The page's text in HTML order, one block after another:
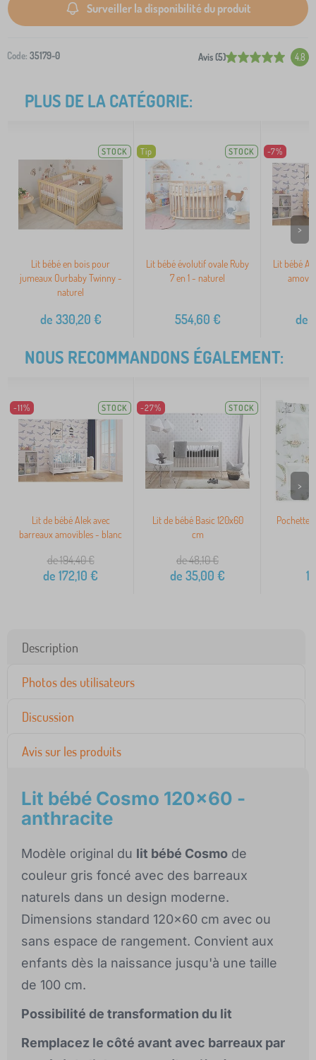
Surveiller la disponibilité du produit
Code: 35179-0 Avis (5) 4.8
PLUS DE LA CATÉGORIE:
STOCK
Lit bébé en bois pour
jumeaux Ourbaby Twinny -
naturel
de 330,20 €
Tip STOCK
Lit bébé évolutif ovale Ruby
7 en 1 - naturel
554,60 €
-7%
Lit bébé
de
>
NOUS RECOMMANDONS ÉGALEMENT:
-11% STOCK
Lit de bébé Alek avec
barreaux amovibles - blanc
de 194,40€
de 172,10 €
-27% STOCK
Lit de bébé Basic 120x60
cm
de 48,10€
de 35,00 €
Pochette
>
Description
Photos des utilisateurs
Discussion
Avis sur les produits
Lit bébé Cosmo 120x60 -
anthracite
Modèle original du lit bébé Cosmo de
couleur gris foncé avec des barreaux
naturels dans un design moderne.
Dimensions standard 120x60 cm avec ou
sans espace de rangement. Convient aux
enfants dès la naissance jusqu'à une taille
de 100 cm.
Possibilité de transformation du lit
Remplacez le côté avant avec barreaux par